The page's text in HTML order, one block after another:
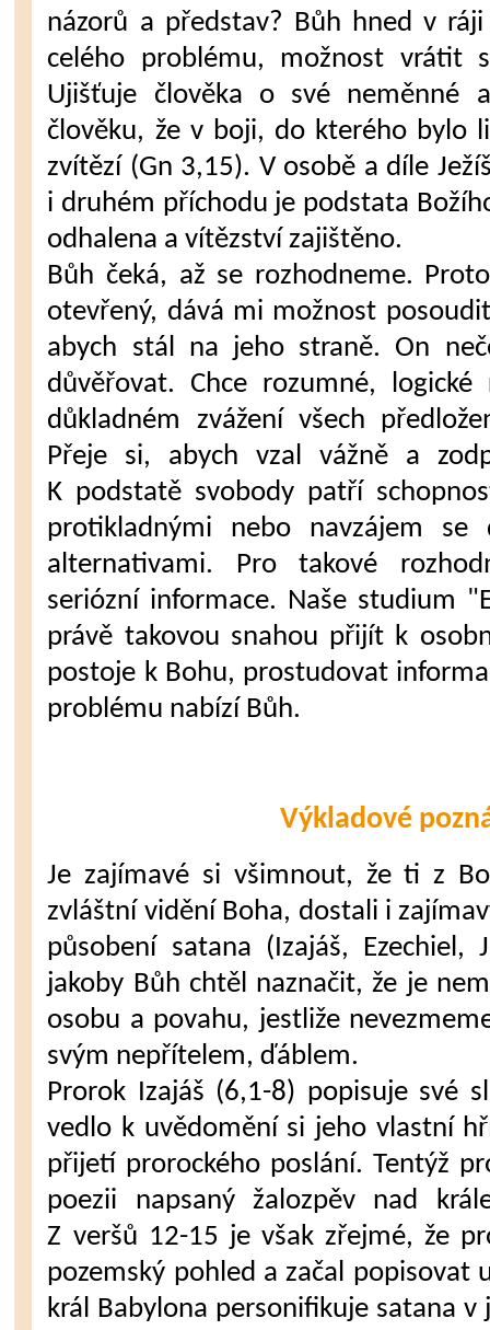
názorů a představ? Bůh hned v
celého problému, možnost vrátit
Ujišťuje člověka o své neměnné
člověku, že v boji, do kterého bylo
zvítězí (Gn 3,15). V osobě a díle
i druhém příchodu je podstata
odhalena a vítězství zajištěno.
Bůh čeká, až se rozhodneme.
otevřený, dává mi možnost
abych stál na jeho straně. On
důvěřovat. Chce rozumné,
důkladném zvážení všech
Přeje si, abych vzal vážně a
K podstatě svobody patří
protikladnými nebo navzájem se
alternativami. Pro takové
seriózní informace. Naše studium
právě takovou snahou přijít k
postoje k Bohu, prostudovat
problému nabízí Bůh.
Výkladové
Je zajímavé si všimnout, že ti z
zvláštní vidění Boha, dostali i
působení satana (Izajáš, Ezechiel,
jakoby Bůh chtěl naznačit, že je
osobu a povahu, jestliže
svým nepřítelem, ďáblem.
Prorok Izajáš (6,1-8) popisuje své
vedlo k uvědomění si jeho vlastní
přijetí prorockého poslání. Tentýž
poezii napsaný žalozpěv nad
Z veršů 12-15 je však zřejmé, že
pozemský pohled a začal popisovat
král Babylona personifikuje satana